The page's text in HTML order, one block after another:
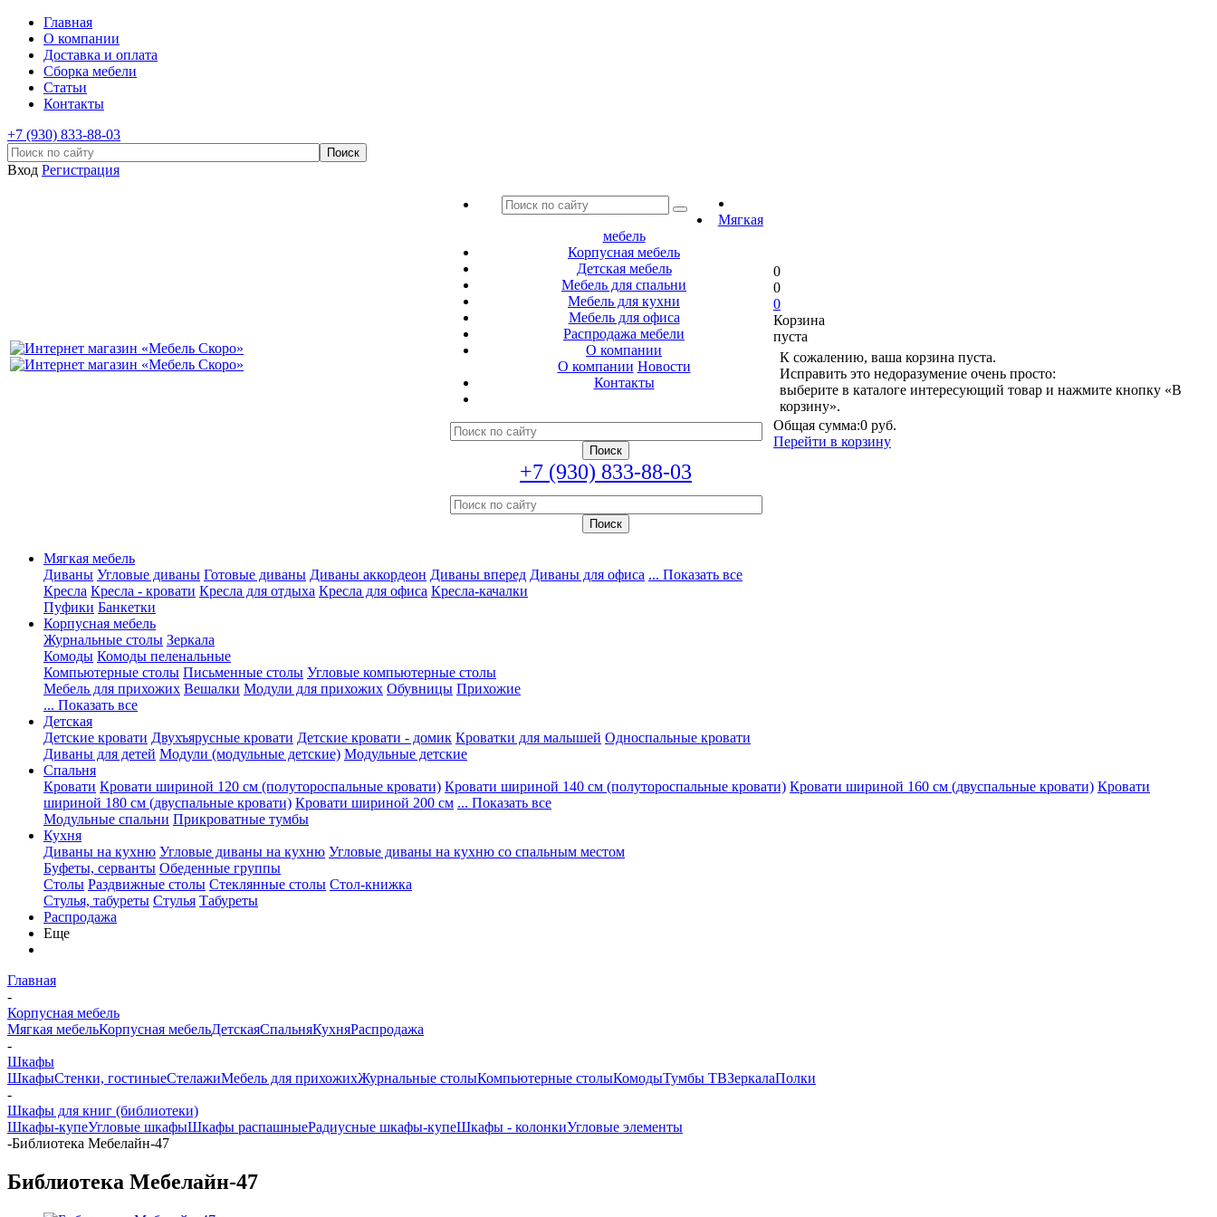
Главная
О компании
Доставка и оплата
Сборка мебели
Статьи
Контакты
+7 (930) 833-88-03
Вход Регистрация
Мягкая
мебель
Корпусная мебель
Детская мебель
Мебель для спальни
Мебель для кухни
Мебель для офиса
Распродажа мебели
О компании
О компании Новости
Контакты
+7 (930) 833-88-03
0
0
0
Корзина
пуста
К сожалению, ваша корзина пуста.
Исправить это недоразумение очень просто:
выберите в каталоге интересующий товар и нажмите кнопку «В
корзину».
Общая сумма:0 руб.
Перейти в корзину
Мягкая мебель
Диваны Угловые диваны Готовые диваны Диваны аккордеон Диваны вперед Диваны для офиса ... Показать все
Кресла Кресла - кровати Кресла для отдыха Кресла для офиса Кресла-качалки
Пуфики Банкетки
Корпусная мебель
Журнальные столы Зеркала
Комоды Комоды пеленальные
Компьютерные столы Письменные столы Угловые компьютерные столы
Мебель для прихожих Вешалки Модули для прихожих Обувницы Прихожие
... Показать все
Детская
Детские кровати Двухъярусные кровати Детские кровати - домик Кроватки для малышей Односпальные кровати
Диваны для детей Модули (модульные детские) Модульные детские
Спальня
Кровати Кровати шириной 120 см (полутороспальные кровати) Кровати шириной 140 см (полутороспальные кровати) Кровати шириной 160 см (двуспальные кровати) Кровати
шириной 180 см (двуспальные кровати) Кровати шириной 200 см ... Показать все
Модульные спальни Прикроватные тумбы
Кухня
Диваны на кухню Угловые диваны на кухню Угловые диваны на кухню со спальным местом
Буфеты, серванты Обеденные группы
Столы Раздвижные столы Стеклянные столы Стол-книжка
Стулья, табуреты Стулья Табуреты
Распродажа
Еще
Главная
-
Корпусная мебель
Мягкая мебельКорпусная мебельДетскаяСпальняКухняРаспродажа
-
Шкафы
ШкафыСтенки, гостиныеСтелажиМебель для прихожихЖурнальные столыКомпьютерные столыКомодыТумбы ТВЗеркалаПолки
-
Шкафы для книг (библиотеки)
Шкафы-купеУгловые шкафыШкафы распашныеРадиусные шкафы-купеШкафы - колонкиУгловые элементы
-Библиотека Мебелайн-47
Библиотека Мебелайн-47